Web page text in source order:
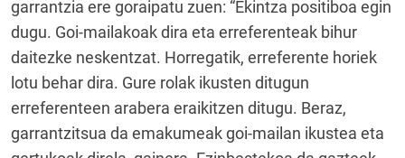
garrantzia ere goraipatu zuen: “Ekintza positiboa egin
dugu. Goi-mailakoak dira eta erreferenteak bihur
daitezke neskentzat. Horregatik, erreferente horiek
lotu behar dira. Gure rolak ikusten ditugun
erreferenteen arabera eraikitzen ditugu. Beraz,
garrantzitsua da emakumeak goi-mailan ikustea eta